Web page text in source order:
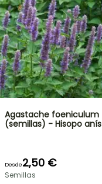
Agastache foeniculum
(semillas) - Hisopo anís
Desde2,50 €
Semillas